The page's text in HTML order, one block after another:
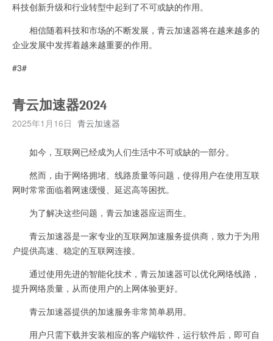
科技创新升级和行业转型中起到了不可或缺的作用。
相信随着科技和市场的不断发展，青云加速器将在越来越多的
企业发展中发挥着越来越重要的作用。
#3#
青云加速器2024
2025年1月16日 青云加速器
如今，互联网已经成为人们生活中不可或缺的一部分。
然而，由于网络拥堵、线路质量等问题，使得用户在使用互联
网时常常面临着网速缓慢、延迟高等困扰。
为了解决这些问题，青云加速器应运而生。
青云加速器是一家专业的互联网加速服务提供商，致力于为用
户提供高速、稳定的互联网连接。
通过使用先进的智能化技术，青云加速器可以优化网络线路，
提升网络质量，从而使用户的上网体验更好。
青云加速器提供的加速服务非常简单易用。
用户只需下载并安装相应的客户端软件，运行软件后，即可自